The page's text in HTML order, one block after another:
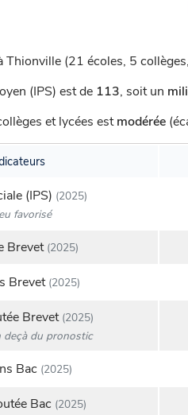
Thionville (21 écoles, 5
(IPS) est de 113, soit un
et lycées estmodérée
(IPS) (2025)
favorisé
Brevet(2025)
Brevet(2025)
Brevet(2025)
deçà du pronostic
Bac (2025)
Bac (2025)